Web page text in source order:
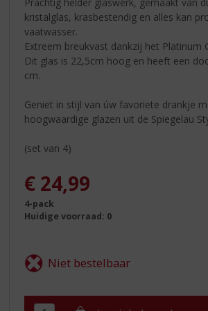
kristalglas, krasbestendig en alles kan
vaatwasser.
Extreem breukvast dankzij het Platinum
Dit glas is 22,5cm hoog en heeft een
cm.
Geniet in stijl van úw favoriete drankje
hoogwaardige glazen uit de Spiegelau
(set van 4)
€ 24,99
4-pack
Huidige voorraad: 0